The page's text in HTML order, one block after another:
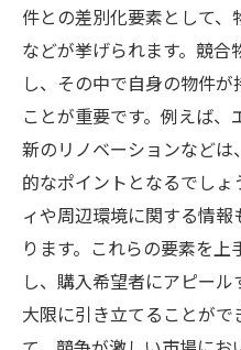
件との差別化要素として
などが挙げられます。競
し、その中で自身の物件
ことが重要です。例えば
新のリノベーションなど
的なポイントとなるでし
ィや周辺環境に関する情
ります。これらの要素を
し、購入希望者にアピー
大限に引き立てることが